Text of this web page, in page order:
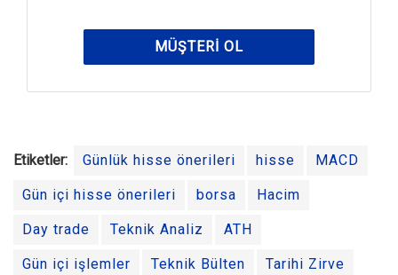
MÜŞTERI OL
Etiketler: Günlük hisse önerileri hisse MACD
Gün içi hisse önerileri borsa Hacim
Day trade Teknik Analiz ATH
Gün içi işlemler Teknik Bülten Tarihi Zirve